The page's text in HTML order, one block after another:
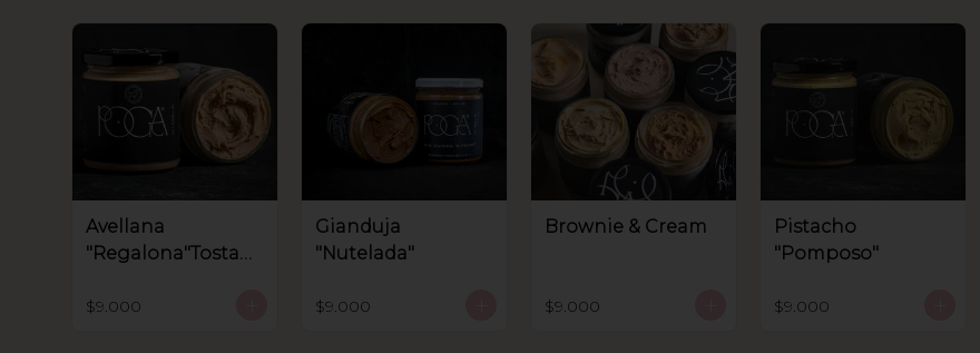
Avellana
"Regalona"Tostad
$9.000
Gianduja
"Nutelada"
$9.000
Brownie & Cream
$9.000
Pistacho
"Pomposo"
$9.000